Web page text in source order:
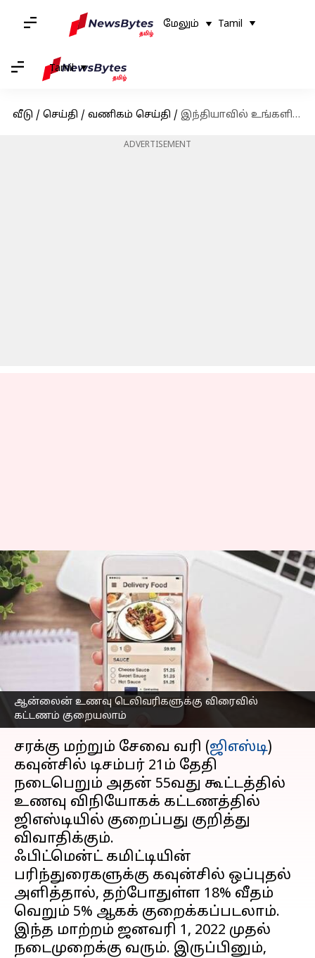
மேலும் Tamil
Tamil
வீடு / செய்தி / வணிகம் செய்தி / இந்தியாவில் உங்களின் ஆன்லைன் உணவு டெலிவரிகளுக்கு விரைவில் கட்டணம் குறையலாம்
ADVERTISEMENT
ஆன்லைன் உணவு டெலிவரிகளுக்கு விரைவில்
கட்டணம் குறையலாம்
இந்தியாவில் உங்களின்
ஆன்லைன் உணவு
டெலிவரிகளுக்கு
விரைவில் கட்டணம்
குறையலாம்
Venkatalakshmi V Dec 18, 2024 09:08 am
செய்தி முன்னோட்டம்
சரக்கு மற்றும் சேவை வரி (ஜிஎஸ்டி)
கவுன்சில் டிசம்பர் 21ம் தேதி
நடைபெறும் அதன் 55வது கூட்டத்தில்
உணவு விநியோகக் கட்டணத்தில்
ஜிஎஸ்டியில் குறைப்பது குறித்து
விவாதிக்கும்.
ஃபிட்மென்ட் கமிட்டியின்
பரிந்துரைகளுக்கு கவுன்சில் ஒப்புதல்
அளித்தால், தற்போதுள்ள 18% வீதம்
வெறும் 5% ஆகக் குறைக்கப்படலாம்.
இந்த மாற்றம் ஜனவரி 1, 2022 முதல்
நடைமுறைக்கு வரும். இருப்பினும்,